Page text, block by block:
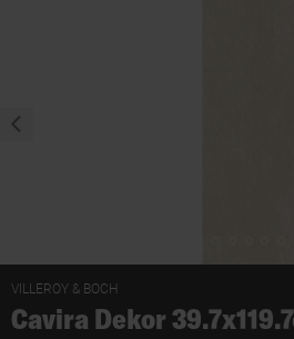
VILLEROY & BOCH
Cavira Dekor